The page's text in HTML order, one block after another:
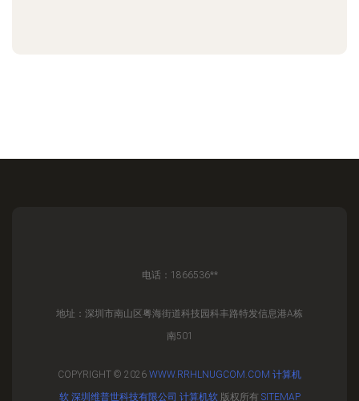
电话：1866536**
地址：深圳市南山区粤海街道科技园科丰路特发信息港A栋
南501
COPYRIGHT © 2026 WWW.RRHLNUGCOM.COM 计算机
软 深圳维普世科技有限公司 计算机软版权所有 SITEMAP